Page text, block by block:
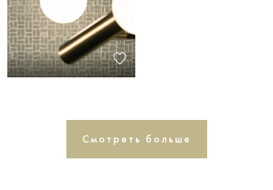
Смотреть больше